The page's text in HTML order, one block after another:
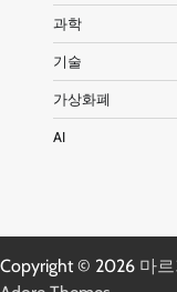
과학
기술
가상화폐
AI
Copyright © 2026 마